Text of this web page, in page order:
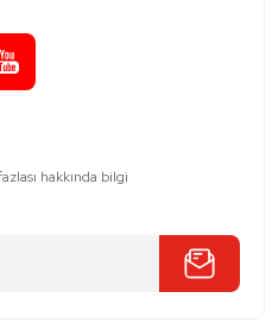
hakkında bilgi